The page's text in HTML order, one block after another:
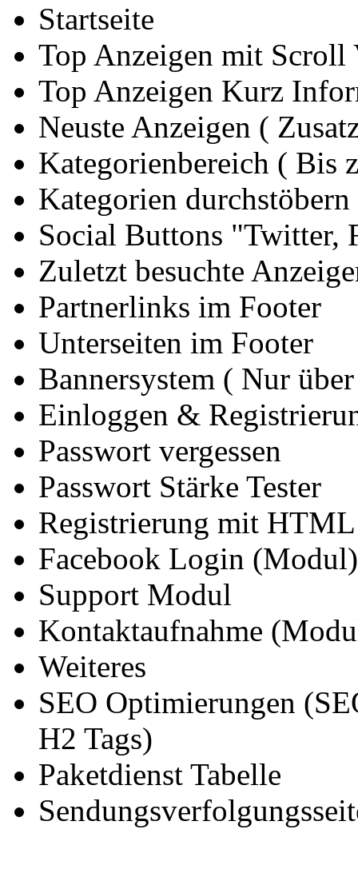
Startseite
Top Anzeigen mit Scroll
Top Anzeigen Kurz
Neuste Anzeigen (
Kategorienbereich ( Bis
Kategorien durchstöbern
Social Buttons "Twitter,
Zuletzt besuchte
Partnerlinks im Footer
Unterseiten im Footer
Bannersystem ( Nur
Einloggen &
Passwort vergessen
Passwort Stärke Tester
Registrierung mit
Facebook Login (Modul)
Support Modul
Kontaktaufnahme
Weiteres
SEO Optimierungen
H2 Tags)
Paketdienst Tabelle